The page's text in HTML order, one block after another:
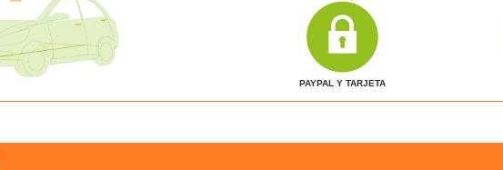
PAYPAL Y TARJETA